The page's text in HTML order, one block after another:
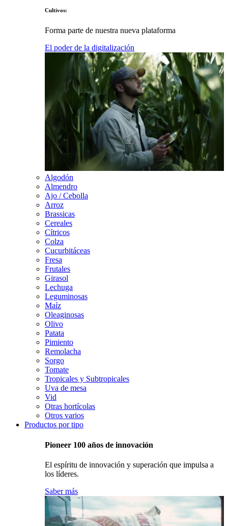
Cultivos:
Forma parte de nuestra nueva plataforma
El poder de la digitalización
Algodón
Almendro
Ajo / Cebolla
Arroz
Brassicas
Cereales
Cítricos
Colza
Cucurbitáceas
Fresa
Frutales
Girasol
Lechuga
Leguminosas
Maíz
Oleaginosas
Olivo
Patata
Pimiento
Remolacha
Sorgo
Tomate
Tropicales y Subtropicales
Uva de mesa
Vid
Otras hortícolas
Otros varios
Productos por tipo
Pioneer 100 años de innovación
El espíritu de innovación y superación que impulsa a
los líderes.
Saber más